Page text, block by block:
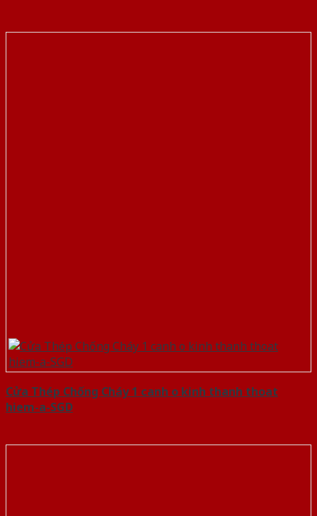
Cửa Thép Chống Cháy 1 canh o kinh thanh thoat
hiem-a-SGD